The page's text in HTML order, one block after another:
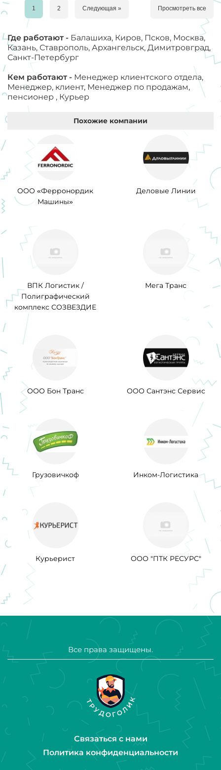
Просмотреть все
1 2 Следующая »
Где работают - Балашиха, Киров, Псков, Москва,
Казань, Ставрополь, Архангельск, Димитровград,
Санкт-Петербург
Кем работают - Менеджер клиентского отдела,
Менеджер, клиент, Менеджер по продажам,
пенсионер , Курьер
Похожие компании
ООО «Ферронордик
Машины»
Деловые Линии
ВПК Логистик /
Полиграфический
комплекс СОЗВЕЗДИЕ
Мега Транс
ООО Бон Транс ООО Сантэнс Сервис
Грузовичкоф Инком-Логистика
Курьерист ООО "ПТК РЕСУРС"
Все права защищены.
Связаться с нами
Политика конфиденциальности